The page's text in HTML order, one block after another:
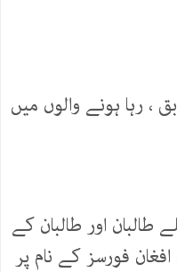
، رہا ہونے والوں میں
طالبان اور طالبان کے
فورسز کے نام پر